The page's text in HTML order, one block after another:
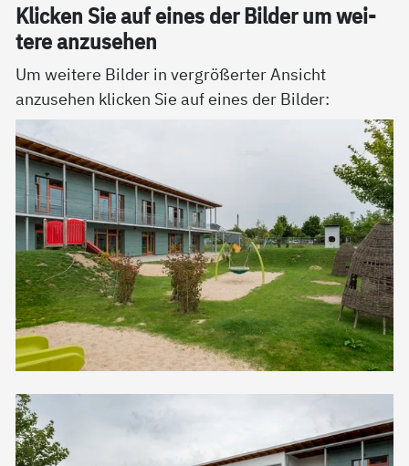
Kli­cken Sie auf ei­nes der Bil­der um wei­
te­re an­zu­se­hen
Um weitere Bilder in vergrößerter Ansicht
anzusehen klicken Sie auf eines der Bilder: